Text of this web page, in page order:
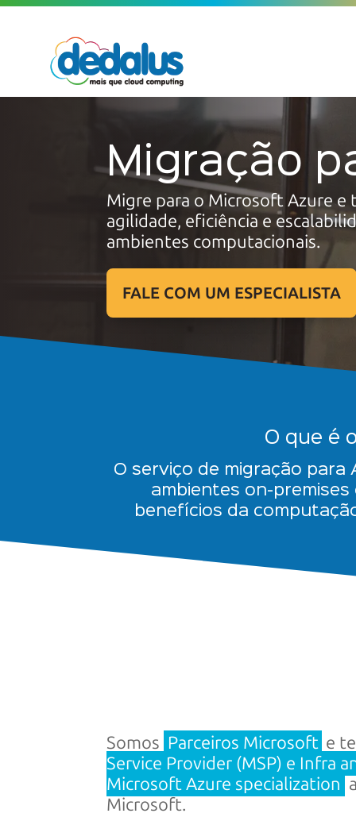
Migração
Migre para o Microsoft Azure e
agilidade, eficiência e
ambientes computacionais.
FALE COM UM ESPECIALISTA
O que é
O serviço de migração
ambientes on-
benefícios da
Somos Parceiros Microsoft e
Service Provider (MSP) e Infra
Microsoft Azure specialization
Microsoft.